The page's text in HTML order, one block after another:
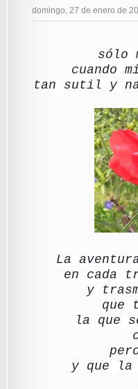
domingo, 27 de enero de
sólo
cuando
tan sutil y
La
en cada
y
que
la que
y que la